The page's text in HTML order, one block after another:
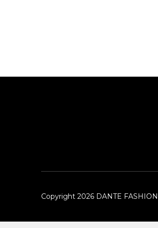
Copyright 2026 DANTE FASHION